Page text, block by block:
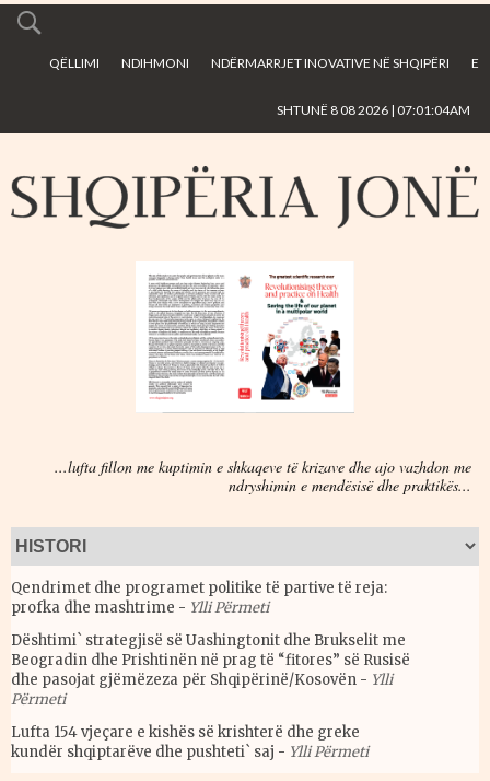
main
QËLLIMI NDIHMONI NDËRMARRJET INOVATIVE NË SHQIPËRI E
SHTUNË 8 08 2026 | 07:01:04AM
...lufta fillon me kuptimin e shkaqeve të krizave dhe ajo vazhdon me
ndryshimin e mendësisë dhe praktikës...
Qendrimet dhe programet politike të partive të reja:
profka dhe mashtrime - Ylli Përmeti
Dështimi` strategjisë së Uashingtonit dhe Brukselit me
Beogradin dhe Prishtinën në prag të “fitores” së Rusisë
dhe pasojat gjëmëzeza për Shqipërinë/Kosovën - Ylli
Përmeti
Lufta 154 vjeçare e kishës së krishterë dhe greke
kundër shqiptarëve dhe pushteti` saj - Ylli Përmeti